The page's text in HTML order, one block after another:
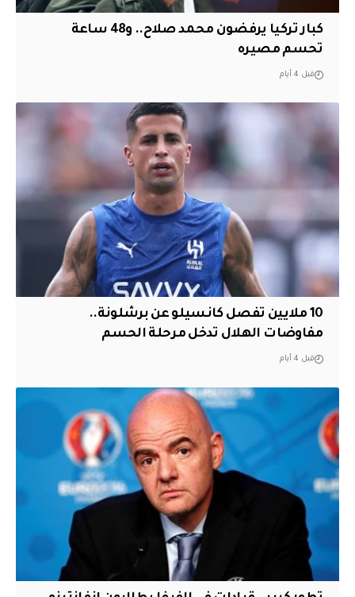
كبار تركيا يرفضون محمد صلاح.. و48 ساعة
تحسم مصيره
قبل 4 أيام
10 ملايين تفصل كانسيلو عن برشلونة..
مفاوضات الهلال تدخل مرحلة الحسم
قبل 4 أيام